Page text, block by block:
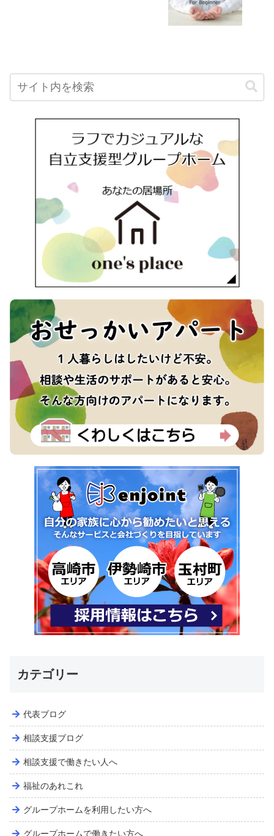
カテゴリー
代表ブログ
相談支援ブログ
相談支援で働きたい人へ
福祉のあれこれ
グループホームを利用したい方へ
グループホームで働きたい方へ